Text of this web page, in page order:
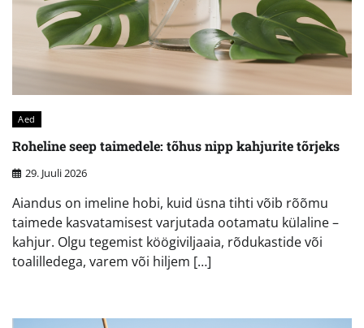
Aed
Roheline seep taimedele: tõhus nipp kahjurite tõrjeks
29. Juuli 2026
Aiandus on imeline hobi, kuid üsna tihti võib rõõmu
taimede kasvatamisest varjutada ootamatu külaline –
kahjur. Olgu tegemist köögiviljaaia, rõdukastide või
toalilledega, varem või hiljem […]